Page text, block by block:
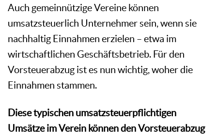
Auch gemeinnützige Vereine können
umsatzsteuerlich Unternehmer sein, wenn sie
nachhaltig Einnahmen erzielen – etwa im
wirtschaftlichen Geschäftsbetrieb. Für den
Vorsteuerabzug ist es nun wichtig, woher die
Einnahmen stammen.
Diese typischen umsatzsteuerpflichtigen
Umsätze im Verein können den Vorsteuerabzug